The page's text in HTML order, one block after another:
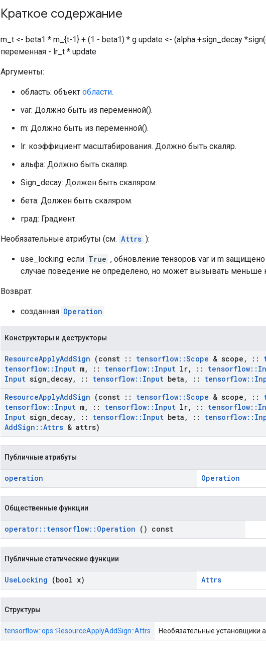
Краткое содержание
m_t <- beta1 * m_{t-1} + (1 - beta1) * g update <- (alpha +sign_decay
переменная - lr_t * update
Аргументы:
область: объект области.
var: Должно быть из переменной().
m: Должно быть из переменной().
lr: коэффициент масштабирования. Должно быть скаляр.
альфа: Должно быть скаляр.
Sign_decay: Должен быть скаляром.
бета: Должен быть скаляром.
град: Градиент.
Необязательные атрибуты (см. Attrs ):
use_locking: если True , обновление тензоров var и m
случае поведение не определено, но может вызывать меньше
Возврат:
созданная Operation
Конструкторы и деструкторы
ResourceApplyAddSign (const :: tensorflow::Scope & scope , ::
tensorflow:: Input m, :: tensorflow:: Input lr, :: tensorflow::
Input sign decay, :: tensorflow:: Input beta , :: tensorflow::
ResourceApplyAddSign (const :: tensorflow::Scope & scope , ::
tensorflow:: Input m, :: tensorflow:: Input lr, :: tensorflow::
Input sign decay, :: tensorflow:: Input beta , :: tensorflow::
AddSign ::Attrs & attrs)
Публичные атрибуты
operation Operation
Общественные функции
operator:: tensorflow:: Operation () const
Публичные статические функции
UseLocking (bool x) Attrs
Структуры
tensorflow::ops::ResourceApplyAddSign::Attrs Необязательные установщики